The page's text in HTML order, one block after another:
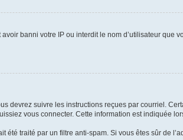
banni votre IP ou interdit le nom d’utilisateur que
devrez suivre les instructions reçues par courriel.
vous connecter. Cette information est indiquée
traité par un filtre anti-spam. Si vous êtes sûr de